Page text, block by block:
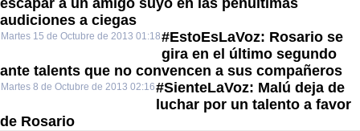
escapar a un amigo suyo en las penúltimas
audiciones a ciegas
Martes 15 de Octubre de 2013 01:18#EstoEsLaVoz: Rosario se
gira en el último segundo
ante talents que no convencen a sus compañeros
Martes 8 de Octubre de 2013 02:16#SienteLaVoz: Malú deja de
luchar por un talento a favor
de Rosario